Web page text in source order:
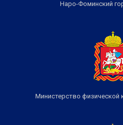
Наро-Фоминский
Министерство физической